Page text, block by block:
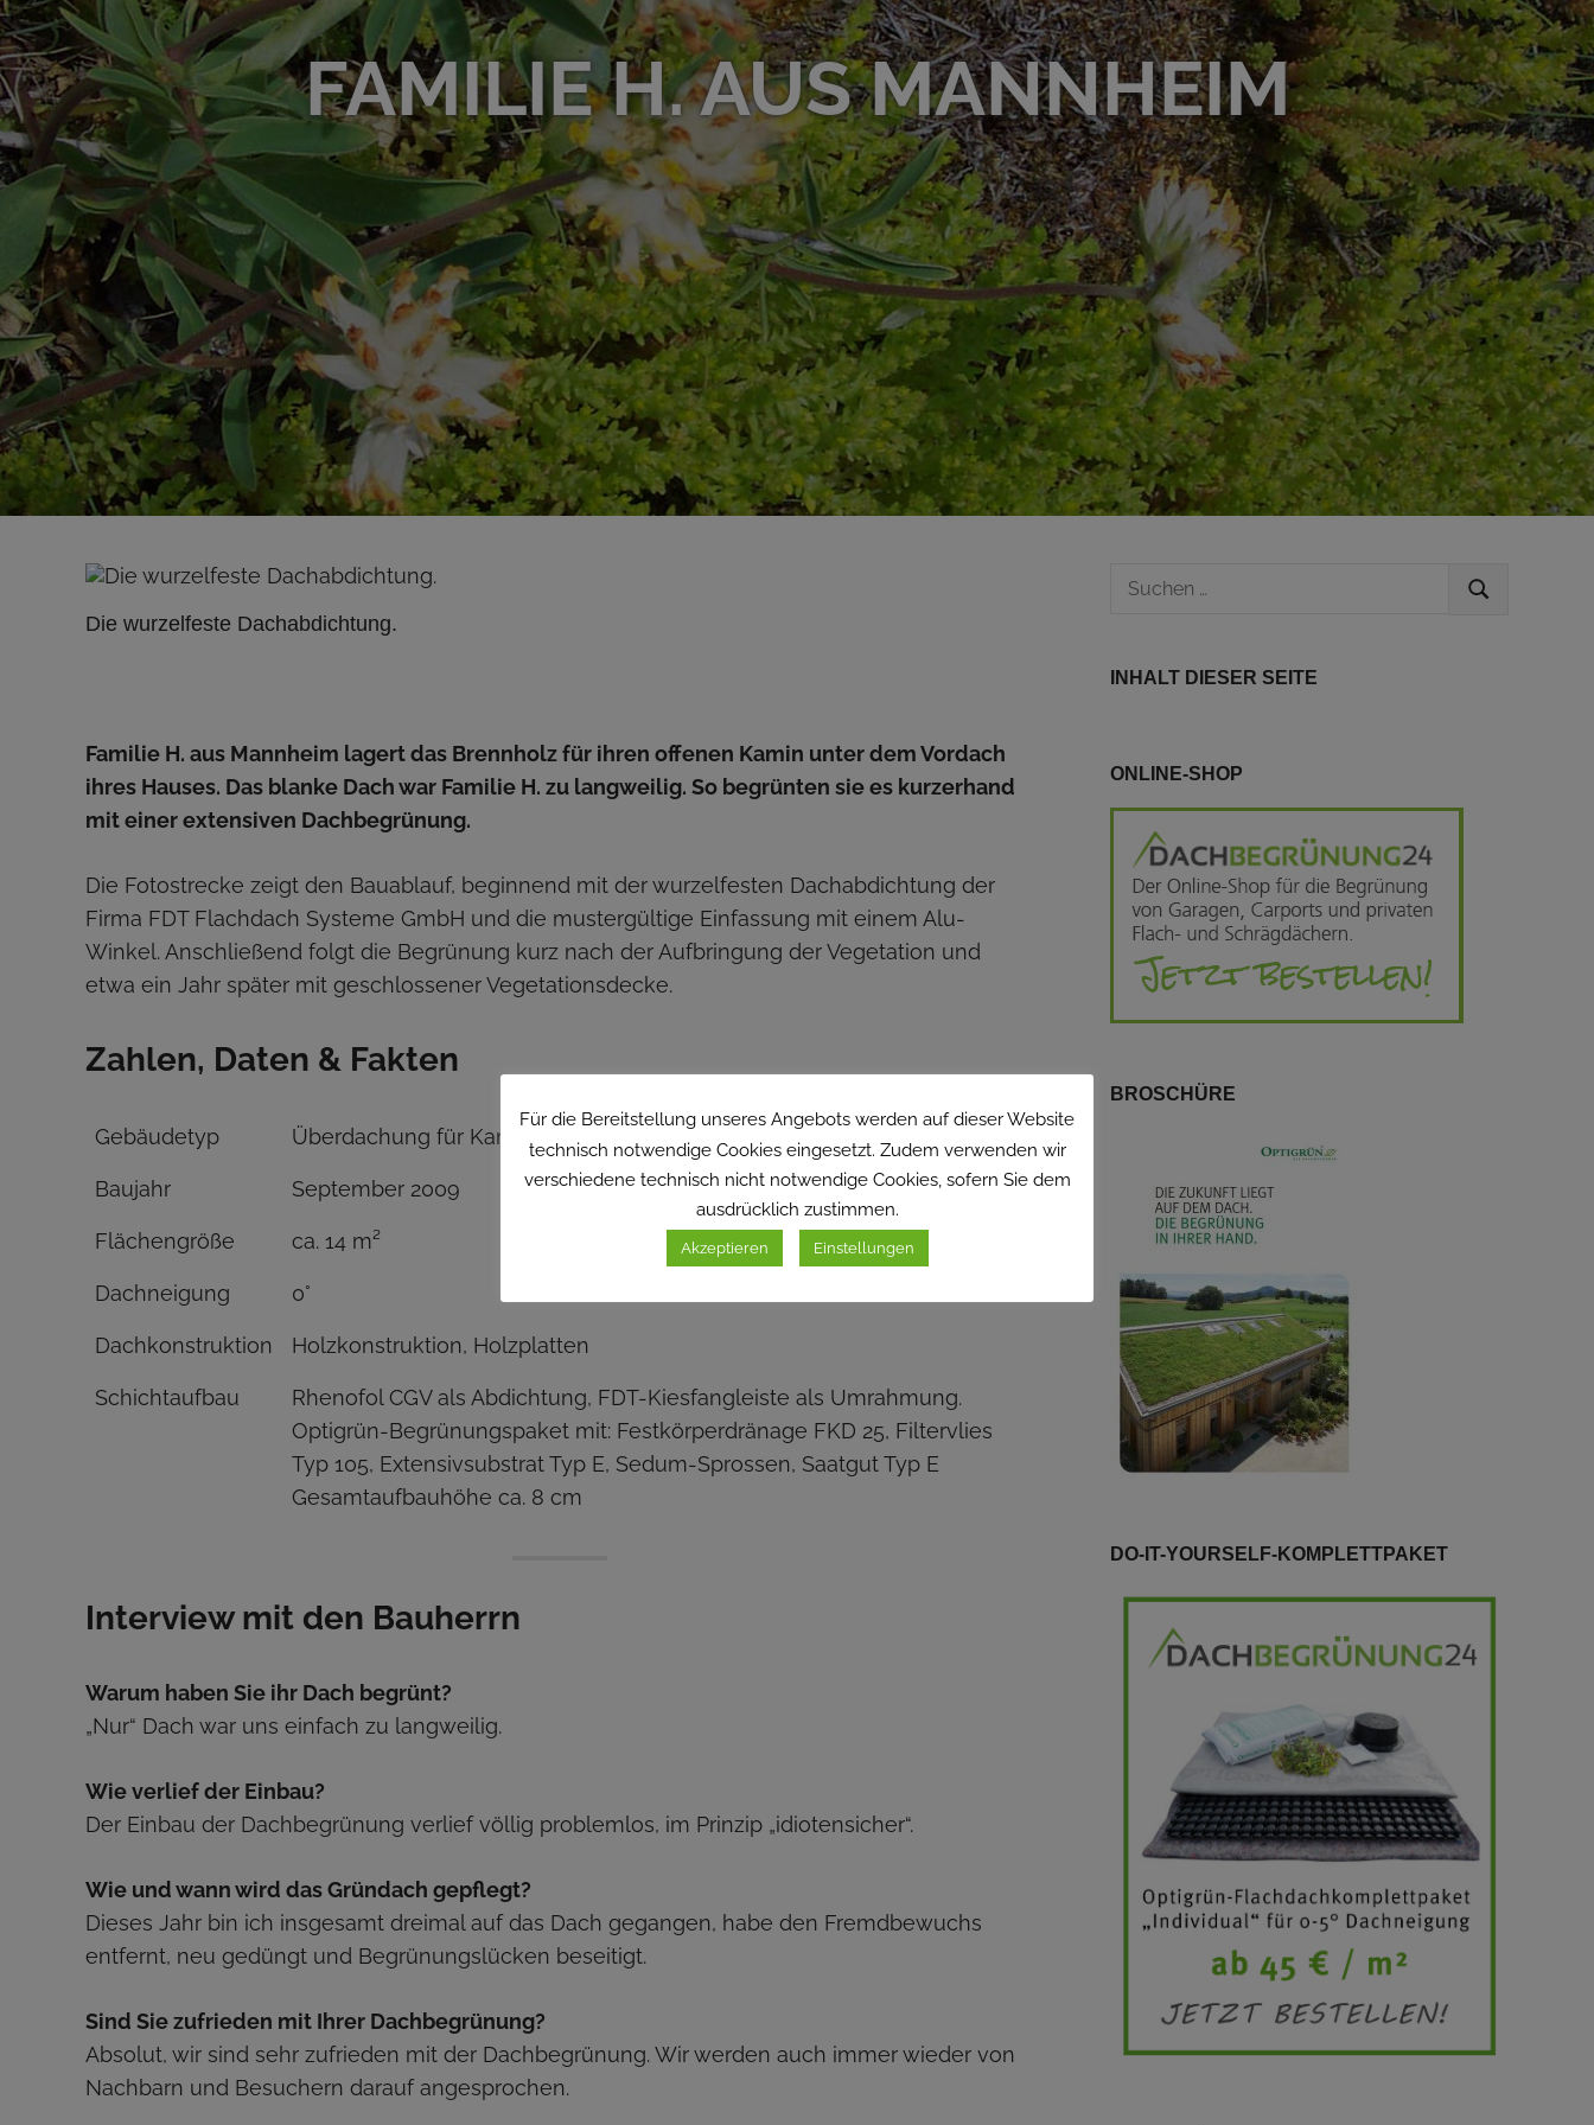
FAMILIE H. AUS MANNHEIM
Die wurzelfeste Dachabdichtung.
1 2 3 4
Familie H. aus Mannheim lagert das Brennholz für ihren offenen Kamin unter dem Vordach
ihres Hauses. Das blanke Dach war Familie H. zu langweilig. So begrünten sie es kurzerhand
mit einer extensiven Dachbegrünung.
Die Fotostrecke zeigt den Bauablauf, beginnend mit der wurzelfesten Dachabdichtung der
Firma FDT Flachdach Systeme GmbH und die mustergültige Einfassung mit einem Alu-
Winkel. Anschließend folgt die Begrünung kurz nach der Aufbringung der Vegetation und
etwa ein Jahr später mit geschlossener Vegetationsdecke.
Zahlen, Daten & Fakten
Gebäudetyp Überdachung für Kaminholz
Baujahr September 2009
Flächengröße ca. 14 m²
Dachneigung 0°
Dachkonstruktion Holzkonstruktion, Holzplatten
Schichtaufbau
Rhenofol CGV als Abdichtung, FDT-Kiesfangleiste als Umrahmung.
Optigrün-Begrünungspaket mit: Festkörperdränage FKD 25, Filtervlies
Typ 105, Extensivsubstrat Typ E, Sedum-Sprossen, Saatgut Typ E
Gesamtaufbauhöhe ca. 8 cm
Interview mit den Bauherrn
Warum haben Sie ihr Dach begrünt?
„Nur“ Dach war uns einfach zu langweilig.
Wie verlief der Einbau?
Der Einbau der Dachbegrünung verlief völlig problemlos, im Prinzip „idiotensicher“.
Wie und wann wird das Gründach gepflegt?
Dieses Jahr bin ich insgesamt dreimal auf das Dach gegangen, habe den Fremdbewuchs
entfernt, neu gedüngt und Begrünungslücken beseitigt.
Sind Sie zufrieden mit Ihrer Dachbegrünung?
Absolut, wir sind sehr zufrieden mit der Dachbegrünung. Wir werden auch immer wieder von
Nachbarn und Besuchern darauf angesprochen.
Suchen
SUCHEN
INHALT DIESER SEITE
ONLINE-SHOP
BROSCHÜRE
DO-IT-YOURSELF-KOMPLETTPAKET
Für die Bereitstellung unseres Angebots werden auf dieser Website
technisch notwendige Cookies eingesetzt. Zudem verwenden wir
verschiedene technisch nicht notwendige Cookies, sofern Sie dem
ausdrücklich zustimmen.
Akzeptieren Einstellungen